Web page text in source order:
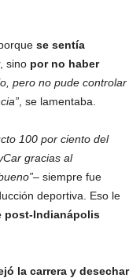
se sentía
sino por no haber
pero no pude controlar
, se lamentaba.
100 por ciento del
gracias al
– siempre fue
deportiva. Eso le
post-Indianápolis
la carrera y desechar